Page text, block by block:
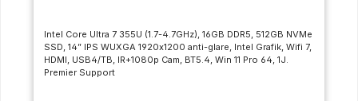
Intel Core Ultra 7 355U (1.7-4.7GHz), 16GB DDR5, 512GB NVMe
SSD, 14” IPS WUXGA 1920x1200 anti-glare, Intel Grafik, Wifi 7,
HDMI, USB4/TB, IR+1080p Cam, BT5.4, Win 11 Pro 64, 1J.
Premier Support